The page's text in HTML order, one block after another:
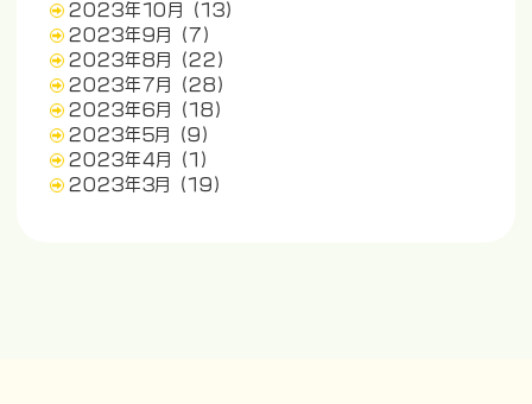
2023年10月
(13)
2023年9月
(7)
2023年8月
(22)
2023年7月
(28)
2023年6月
(18)
2023年5月
(9)
2023年4月
(1)
2023年3月
(19)